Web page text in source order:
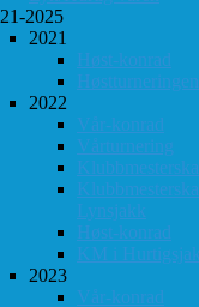
2025
2021
Høst-konrad
Høstturneringen
2022
Vår-konrad
Vårturnering
Lynsjakk
Høst-konrad
KM i
2023
Vår-konrad